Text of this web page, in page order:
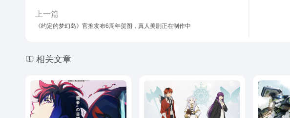
上一篇
《约定的梦幻岛》官推发布6周年贺图，真人美剧正在制作中
相关文章